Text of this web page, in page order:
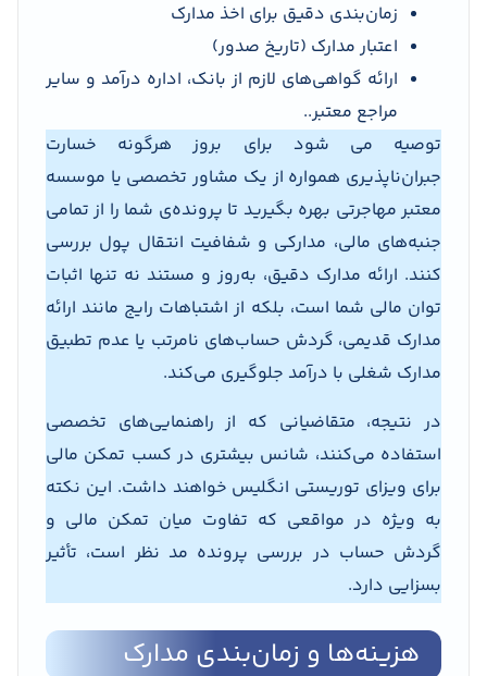
زمان‌بندی دقیق برای اخذ مدارک
اعتبار مدارک (تاریخ صدور)
ارائه گواهی‌های لازم از بانک، اداره درآمد و سایر
مراجع معتبر..
توصیه می شود برای بروز هرگونه خسارت
جبران‌ناپذیری همواره از یک مشاور تخصصی یا موسسه
معتبر مهاجرتی بهره بگیرید تا پرونده‌ی شما را از تمامی
جنبه‌های مالی، مدارکی و شفافیت انتقال پول بررسی
کنند. ارائه مدارک دقیق، به‌روز و مستند نه تنها اثبات
توان مالی شما است، بلکه از اشتباهات رایج مانند ارائه
مدارک قدیمی، گردش حساب‌های نامرتب یا عدم تطبیق
مدارک شغلی با درآمد جلوگیری می‌کند.
در نتیجه، متقاضیانی که از راهنمایی‌های تخصصی
استفاده می‌کنند، شانس بیشتری در کسب تمکن مالی
برای ویزای توریستی انگلیس خواهند داشت. این نکته
به ویژه در مواقعی که تفاوت میان تمکن مالی و
گردش حساب در بررسی پرونده مد نظر است، تأثیر
بسزایی دارد.
هزینه‌ها و زمان‌بندی مدارک